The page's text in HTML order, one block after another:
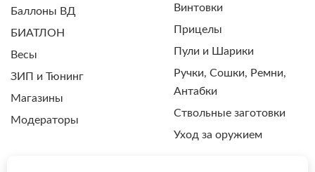
Баллоны ВД
БИАТЛОН
Весы
ЗИП и Тюнинг
Магазины
Модераторы
Винтовки
Прицелы
Пули и Шарики
Ручки, Сошки, Ремни,
Антабки
Ствольные заготовки
Уход за оружием